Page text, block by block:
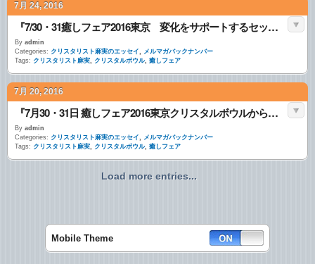
7月 24, 2016
『7/30・31癒しフェア2016東京 変化をサポートするセッション・・』
By admin
Categories: クリスタリスト麻実のエッセイ, メルマガバックナンバー
Tags: クリスタリスト麻実, クリスタルボウル, 癒しフェア
7月 20, 2016
『7月30・31日 癒しフェア2016東京クリスタルボウルからのメッセージ・・』
By admin
Categories: クリスタリスト麻実のエッセイ, メルマガバックナンバー
Tags: クリスタリスト麻実, クリスタルボウル, 癒しフェア
Load more entries...
Mobile Theme